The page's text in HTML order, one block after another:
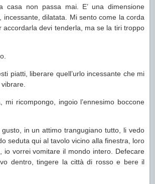
casa non passa mai. E’ una dimensione
incessante, dilatata. Mi sento come la corda
accordarla devi tenderla, ma se la tiri troppo
piatti, liberare quell’urlo incessante che mi
mi ricompongo, ingoio l’ennesimo boccone
in un attimo trangugiano tutto, li vedo
seduta qui al tavolo vicino alla finestra, loro
io vorrei vomitare il mondo intero. Defecare
dentro, tingere la città di rosso e bere il